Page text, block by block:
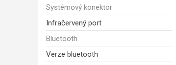
Systémový konektor
Infračervený port
Bluetooth
Verze bluetooth